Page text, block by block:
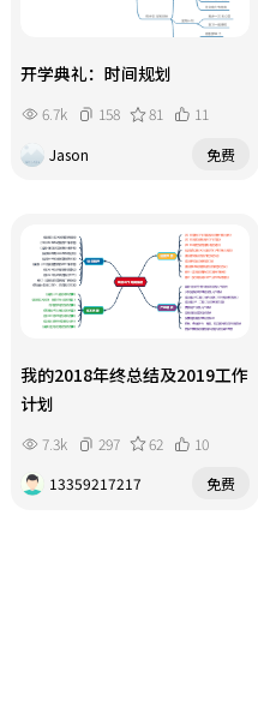
开学典礼：时间规划
6.7k 158 81
11
Jason
免费
我的2018年终总结及2019工作
计划
7.3k 297 62
10
13359217217
免费